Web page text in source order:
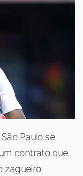
Paulo se
contrato que
zagueiro